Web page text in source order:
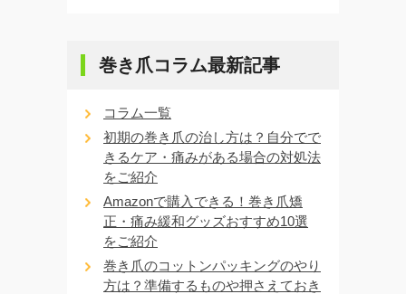
巻き爪コラム最新記事
コラム一覧
初期の巻き爪の治し方は？自分でで
きるケア・痛みがある場合の対処法
をご紹介
Amazonで購入できる！巻き爪矯
正・痛み緩和グッズおすすめ10選
をご紹介
巻き爪のコットンパッキングのやり
方は？準備するものや押さえておき